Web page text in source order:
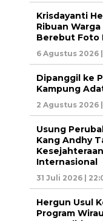
Krisdayanti
Ribuan
Berebut Foto
6 Agustus 2026
Dipanggil ke
Kampung
2 Agustus 2026
Usung
Kang Andhy
Internasional
31 Juli 2026 |
Hergun Usul
Program